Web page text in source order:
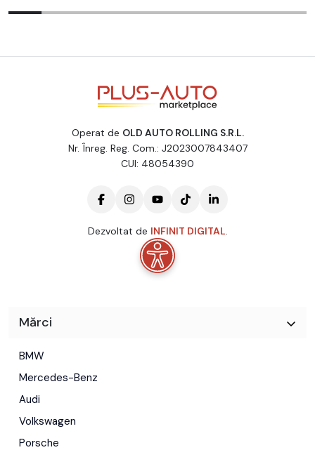
Operat de OLD AUTO ROLLING S.R.L.
Nr. Înreg. Reg. Com.: J2023007843407
CUI: 48054390
Dezvoltat de INFINIT DIGITAL.
Mărci
BMW
Mercedes-Benz
Audi
Volkswagen
Porsche